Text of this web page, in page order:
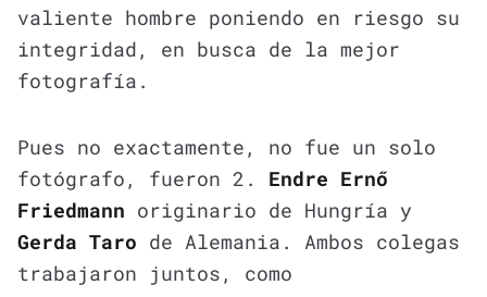
valiente hombre poniendo en riesgo su
integridad, en busca de la mejor
fotografía.
Pues no exactamente, no fue un solo
fotógrafo, fueron 2. Endre Ernő
Friedmann originario de Hungría y
Gerda Taro de Alemania. Ambos colegas
trabajaron juntos, como